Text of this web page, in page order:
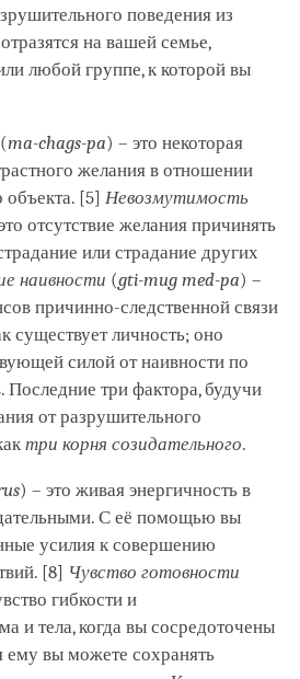
поведения из
на вашей семье,
любой группе, к которой вы
(ma-chags-pa) – это некоторая
желания в отношении
объекта. [5] Невозмутимость
отсутствие желания причинять
или страдание других
наивности (gti-mug med-pa) –
причинно-следственной связи
существует личность; оно
силой от наивности по
Последние три фактора, будучи
от разрушительного
три корня созидательного.
) – это живая энергичность в
С её помощью вы
усилия к совершению
[8] Чувство готовности
гибкости и
и тела, когда вы сосредоточены
ему вы можете сохранять